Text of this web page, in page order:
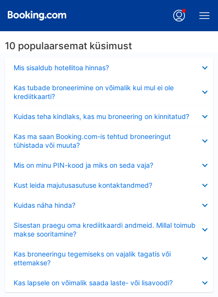
10 populaarsemat küsimust
Mis sisaldub hotellitoa hinnas?
Kas tubade broneerimine on võimalik kui mul ei ole
krediitkaarti?
Kuidas teha kindlaks, kas mu broneering on kinnitatud?
Kas ma saan Booking.com-is tehtud broneeringut
tühistada või muuta?
Mis on minu PIN-kood ja miks on seda vaja?
Kust leida majutusasutuse kontaktandmed?
Kuidas näha hinda?
Sisestan praegu oma krediitkaardi andmeid. Millal toimub
makse sooritamine?
Kas broneeringu tegemiseks on vajalik tagatis või
ettemakse?
Kas lapsele on võimalik saada laste- või lisavoodi?